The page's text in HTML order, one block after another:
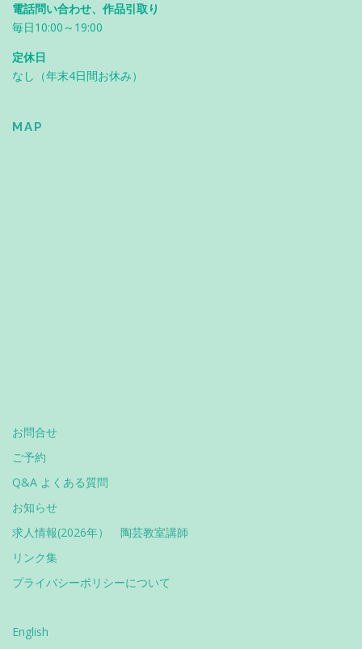
電話問い合わせ、作品引取り
毎日10:00～19:00
定休日
なし（年末4日間お休み）
MAP
お問合せ
ご予約
Q&A よくある質問
お知らせ
求人情報(2026年） 陶芸教室講師
リンク集
プライバシーポリシーについて
English